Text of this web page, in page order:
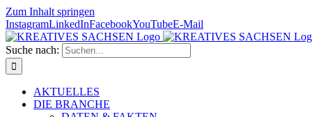
Zum Inhalt springen
InstagramLinkedInFacebookYouTubeE-Mail
Suche nach:
AKTUELLES
DIE BRANCHE